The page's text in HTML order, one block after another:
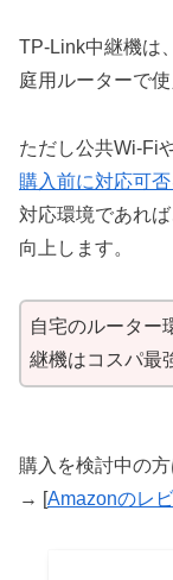
TP-Link中継機は
庭用ルーターで使
ただし公共Wi-Fi
購入前に対応可
対応環境であれ
向上します。
自宅のルーター
継機はコスパ最
購入を検討中の
→ [Amazonのレ